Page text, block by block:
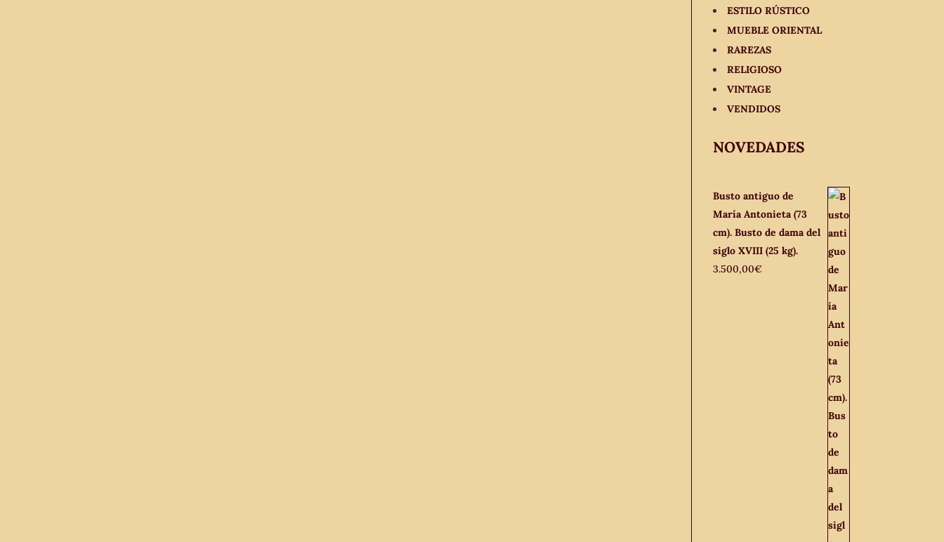
ESTILO RÚSTICO
MUEBLE ORIENTAL
RAREZAS
RELIGIOSO
VINTAGE
VENDIDOS
NOVEDADES
Busto antiguo de
María Antonieta (73
cm). Busto de dama del
siglo XVIII (25 kg).
3.500,00€